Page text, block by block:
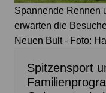
Spannende Rennen
erwarten die
Neuen Bult - Foto:
Spitzensport